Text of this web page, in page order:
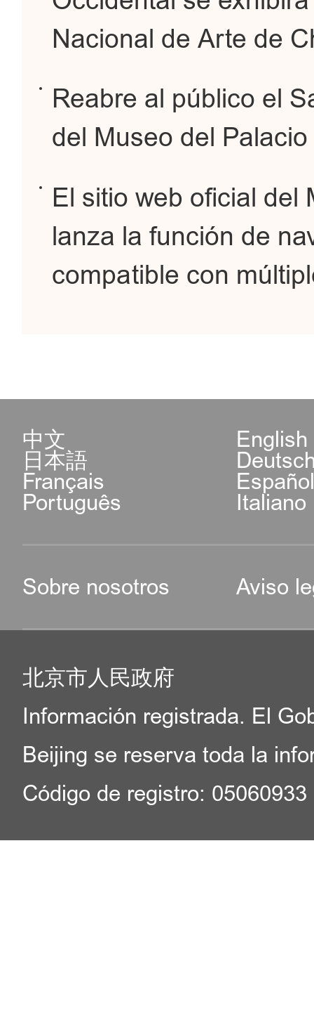
Nacional de Arte de
Reabre al público el
del Museo del Palacio
El sitio web oficial del
lanza la función de
compatible con
中文 English
日本語
Français
Português Italiano
Sobre nosotros Aviso
北京市人民政府
Información registrada. El
Beijing se reserva toda la
Código de registro: 05060933